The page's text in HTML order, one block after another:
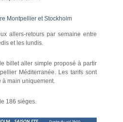
Montpellier et Stockholm
allers-retours par semaine entre
et les lundis.
billet aller simple proposé à partir
Méditerranée. Les tarifs sont
à main uniquement.
186 sièges.